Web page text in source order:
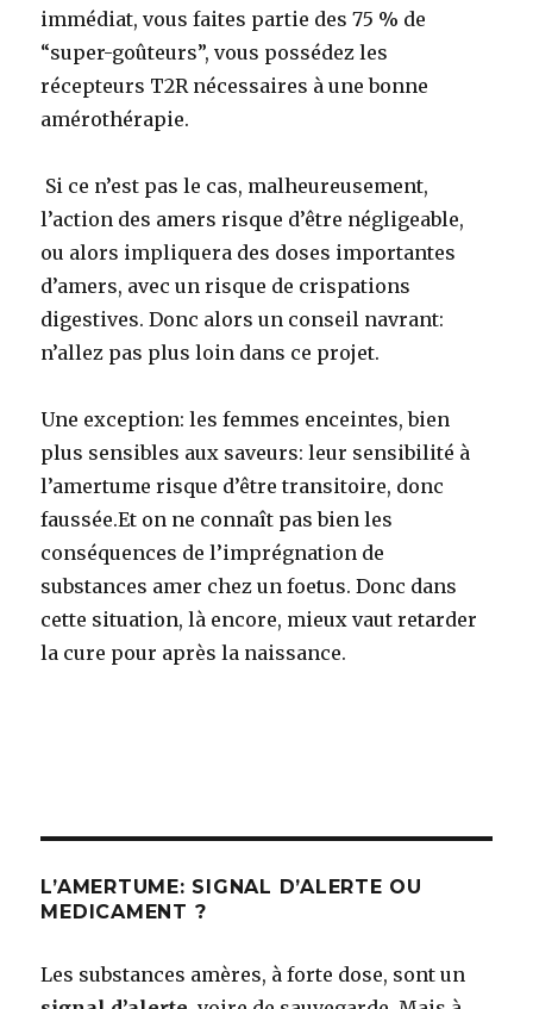
immédiat, vous faites partie des 75 % de
“super-goûteurs”, vous possédez les
récepteurs T2R nécessaires à une bonne
amérothérapie.
Si ce n’est pas le cas, malheureusement,
l’action des amers risque d’être négligeable,
ou alors impliquera des doses importantes
d’amers, avec un risque de crispations
digestives. Donc alors un conseil navrant:
n’allez pas plus loin dans ce projet.
Une exception: les femmes enceintes, bien
plus sensibles aux saveurs: leur sensibilité à
l’amertume risque d’être transitoire, donc
faussée.Et on ne connaît pas bien les
conséquences de l’imprégnation de
substances amer chez un foetus. Donc dans
cette situation, là encore, mieux vaut retarder
la cure pour après la naissance.
L’AMERTUME: SIGNAL D’ALERTE OU
MEDICAMENT ?
Les substances amères, à forte dose, sont un